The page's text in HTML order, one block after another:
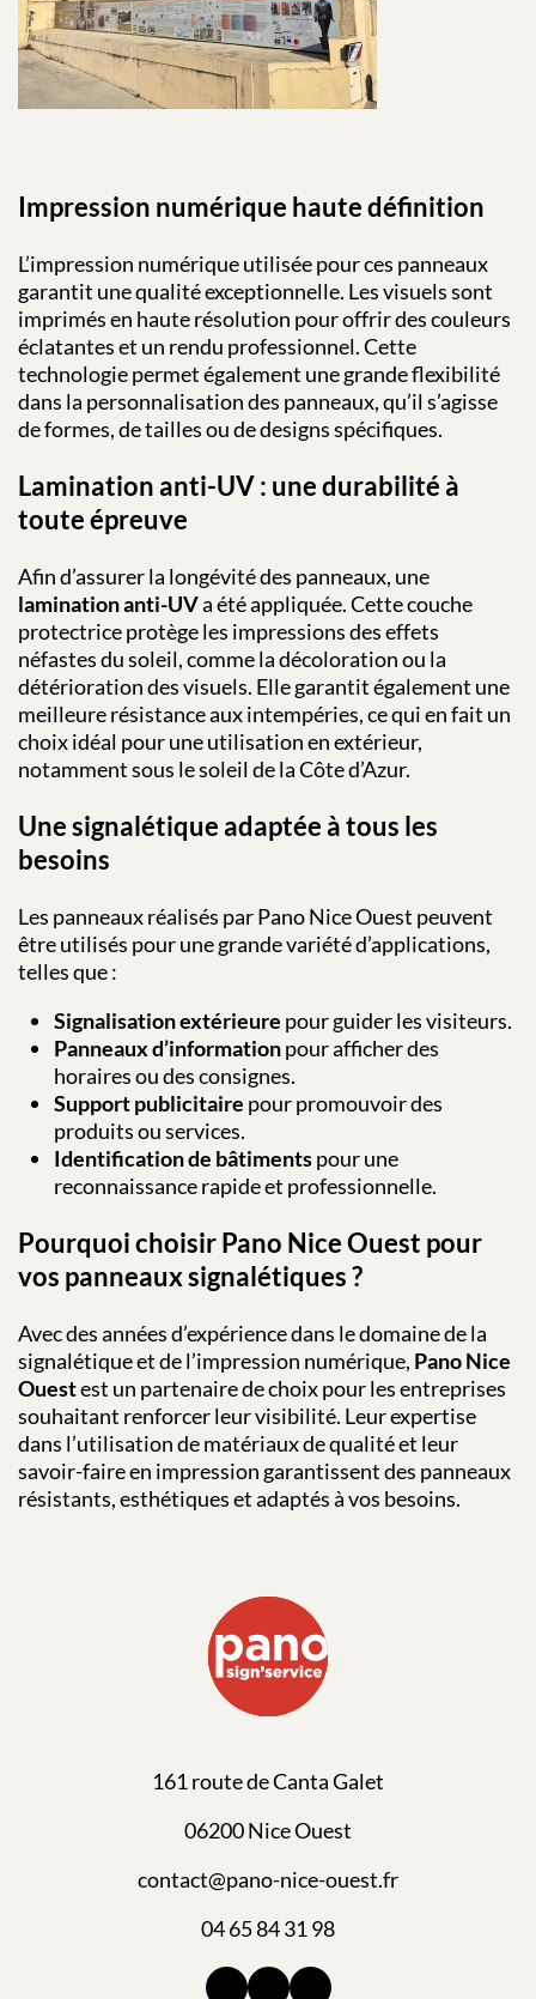
Impression numérique haute définition
L’impression numérique utilisée pour ces panneaux
garantit une qualité exceptionnelle. Les visuels sont
imprimés en haute résolution pour offrir des couleurs
éclatantes et un rendu professionnel. Cette
technologie permet également une grande flexibilité
dans la personnalisation des panneaux, qu’il s’agisse
de formes, de tailles ou de designs spécifiques.
Lamination anti-UV : une durabilité à
toute épreuve
Afin d’assurer la longévité des panneaux, une
lamination anti-UVa été appliquée. Cette couche
protectrice protège les impressions des effets
néfastes du soleil, comme la décoloration ou la
détérioration des visuels. Elle garantit également une
meilleure résistance aux intempéries, ce qui en fait un
choix idéal pour une utilisation en extérieur,
notamment sous le soleil de la Côte d’Azur.
Une signalétique adaptée à tous les
besoins
Les panneaux réalisés par Pano Nice Ouest peuvent
être utilisés pour une grande variété d’applications,
telles que :
Signalisation extérieure pour guider les visiteurs.
Panneaux d’informationpour afficher des
horaires ou des consignes.
Support publicitaire pour promouvoir des
produits ou services.
Identification de bâtimentspour une
reconnaissance rapide et professionnelle.
Pourquoi choisir Pano Nice Ouest pour
vos panneaux signalétiques ?
Avec des années d’expérience dans le domaine de la
signalétique et de l’impression numérique, Pano Nice
Ouestest un partenaire de choix pour les entreprises
souhaitant renforcer leur visibilité. Leur expertise
dans l’utilisation de matériaux de qualité et leur
savoir-faire en impression garantissent des panneaux
résistants, esthétiques et adaptés à vos besoins.
161 route de Canta Galet
06200 Nice Ouest
contact@pano-nice-ouest.fr
04 65 84 31 98